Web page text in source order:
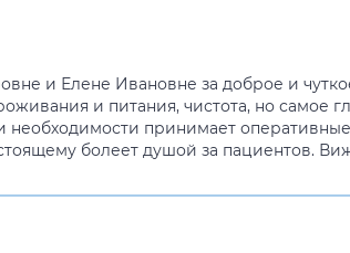
и Елене Ивановне за доброе и
и питания, чистота, но самое
необходимости принимает
болеет душой за пациентов.